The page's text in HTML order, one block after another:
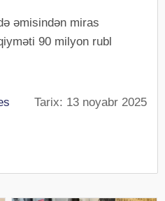
əmisindən miras
90 milyon rubl
Tarix: 13 noyabr 2025